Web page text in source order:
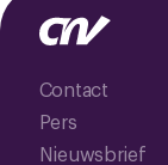
Contact
Pers
Nieuwsbrief